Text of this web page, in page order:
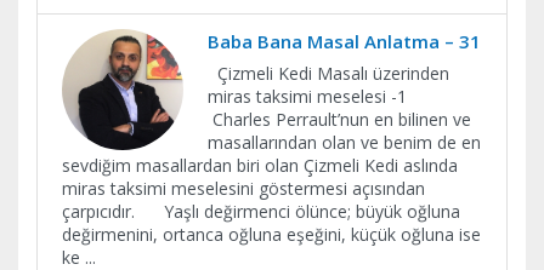
Baba Bana Masal Anlatma – 31
Çizmeli Kedi Masalı üzerinden
miras taksimi meselesi -1
Charles Perrault’nun en bilinen ve
masallarından olan ve benim de en
sevdiğim masallardan biri olan Çizmeli Kedi aslında
miras taksimi meselesini göstermesi açısından
çarpıcıdır. Yaşlı değirmenci ölünce; büyük oğluna
değirmenini, ortanca oğluna eşeğini, küçük oğluna ise
ke ...